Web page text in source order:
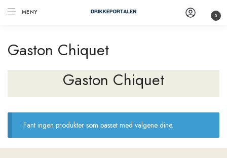
MENY 0
Gaston Chiquet
Gaston Chiquet
Fant ingen produkter som passet med valgene dine.